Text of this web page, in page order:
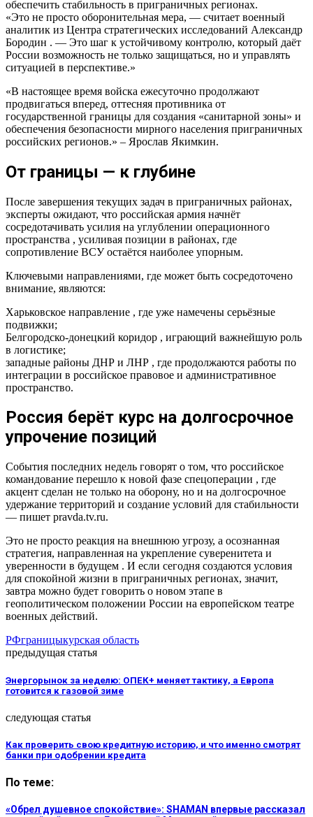
обеспечить стабильность в приграничных регионах.
«Это не просто оборонительная мера, — считает военный
аналитик из Центра стратегических исследований Александр
Бородин . — Это шаг к устойчивому контролю, который даёт
России возможность не только защищаться, но и управлять
ситуацией в перспективе.»
«В настоящее время войска ежесуточно продолжают
продвигаться вперед, оттесняя противника от
государственной границы для создания «санитарной зоны» и
обеспечения безопасности мирного населения приграничных
российских регионов.» – Ярослав Якимкин.
От границы — к глубине
После завершения текущих задач в приграничных районах,
эксперты ожидают, что российская армия начнёт
сосредотачивать усилия на углублении операционного
пространства , усиливая позиции в районах, где
сопротивление ВСУ остаётся наиболее упорным.
Ключевыми направлениями, где может быть сосредоточено
внимание, являются:
Харьковское направление , где уже намечены серьёзные
подвижки;
Белгородско-донецкий коридор , играющий важнейшую роль
в логистике;
западные районы ДНР и ЛНР , где продолжаются работы по
интеграции в российское правовое и административное
пространство.
Россия берёт курс на долгосрочное
упрочение позиций
События последних недель говорят о том, что российское
командование перешло к новой фазе спецоперации , где
акцент сделан не только на оборону, но и на долгосрочное
удержание территорий и создание условий для стабильности
— пишет pravda.tv.ru.
Это не просто реакция на внешнюю угрозу, а осознанная
стратегия, направленная на укрепление суверенитета и
уверенности в будущем . И если сегодня создаются условия
для спокойной жизни в приграничных регионах, значит,
завтра можно будет говорить о новом этапе в
геополитическом положении России на европейском театре
военных действий.
РФграницыкурская область
предыдущая статья
Энергорынок за неделю: ОПЕК+ меняет тактику, а Европа
готовится к газовой зиме
следующая статья
Как проверить свою кредитную историю, и что именно смотрят
банки при одобрении кредита
По теме:
«Обрел душевное спокойствие»: SHAMAN впервые рассказал